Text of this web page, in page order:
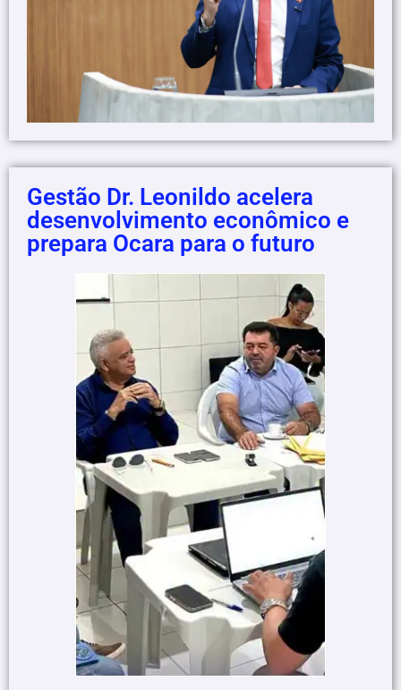
Gestão Dr. Leonildo acelera
desenvolvimento econômico e
prepara Ocara para o futuro